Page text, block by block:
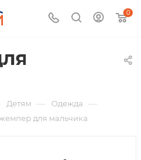
0
Детям — Одежда —
для мальчика